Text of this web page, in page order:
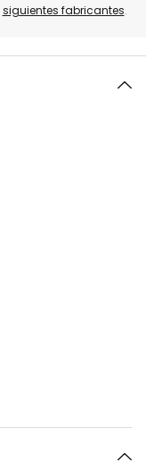
siguientes fabricantes.